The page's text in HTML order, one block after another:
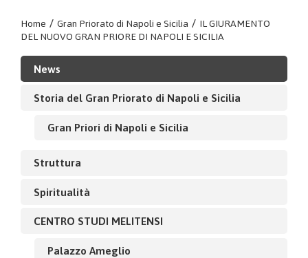
Home / Gran Priorato di Napoli e Sicilia / IL GIURAMENTO
DEL NUOVO GRAN PRIORE DI NAPOLI E SICILIA
News
Storia del Gran Priorato di Napoli e Sicilia
Gran Priori di Napoli e Sicilia
Struttura
Spiritualità
CENTRO STUDI MELITENSI
Palazzo Ameglio